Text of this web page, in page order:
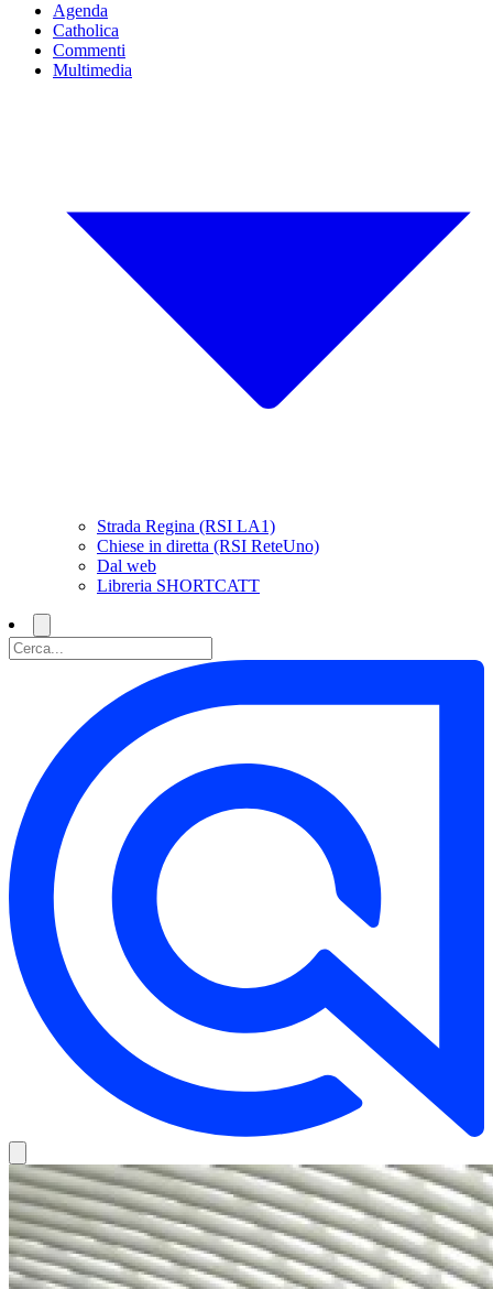
Agenda
Catholica
Commenti
Multimedia
Strada Regina (RSI LA1)
Chiese in diretta (RSI ReteUno)
Dal web
Libreria SHORTCATT